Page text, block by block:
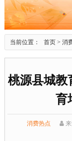
当前位置： 首页> 消
桃源县城教
育
消费热点